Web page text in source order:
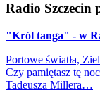
Radio Szczecin
"Król tanga" - w
Portowe światła,
Czy pamiętasz tę
Tadeusza Millera…